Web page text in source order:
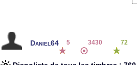
Daniel64 5 3430 72